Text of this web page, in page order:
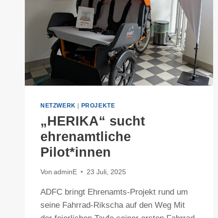
NETZWERK PROJEKTE
„HERIKA“ sucht
ehrenamtliche
Pilot*innen
Von adminE 23 Juli, 2025
ADFC bringt Ehrenamts-Projekt rund um
seine Fahrrad-Rikscha auf den Weg Mit